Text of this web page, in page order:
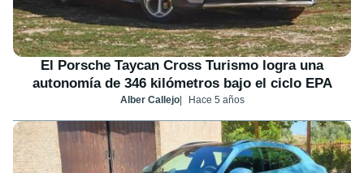
El Porsche Taycan Cross Turismo logra una
autonomía de 346 kilómetros bajo el ciclo EPA
Alber Callejo Hace 5 años